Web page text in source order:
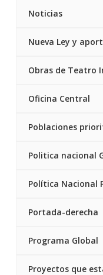
Noticias
Nueva Ley y
Obras de Teatro
Oficina Central
Poblaciones
Politica nacional
Política Nacional
Portada-derecha
Programa Global
Proyectos que